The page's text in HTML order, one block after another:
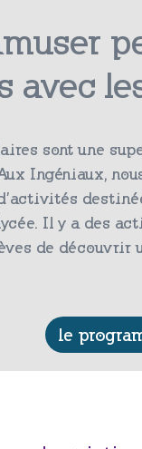
avec
sont une
Ingéniaux,
Il y a des
de découvrir
le